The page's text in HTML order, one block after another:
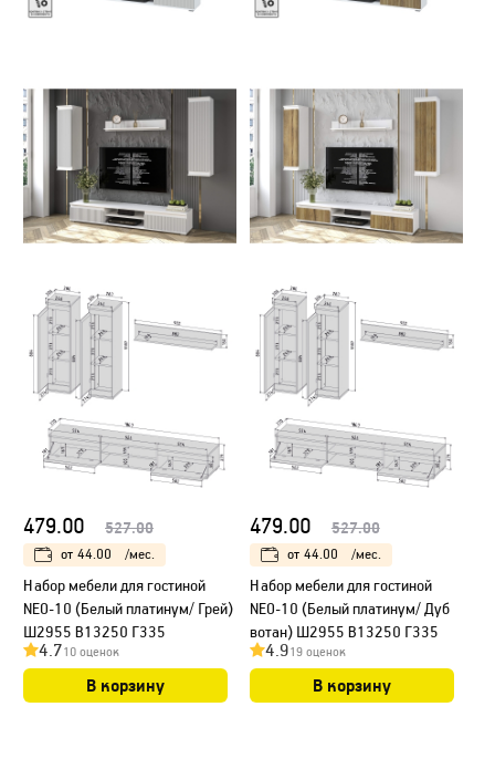
479.00 527.00
от 44.00 /мес.
Набор мебели для гостиной
NEO-10 (Белый платинум/ Грей)
Ш2955 В13250 Г335
4.710 оценок
В корзину
479.00 527.00
от 44.00 /мес.
Набор мебели для гостиной
NEO-10 (Белый платинум/ Дуб
вотан) Ш2955 В13250 Г335
4.919 оценок
В корзину